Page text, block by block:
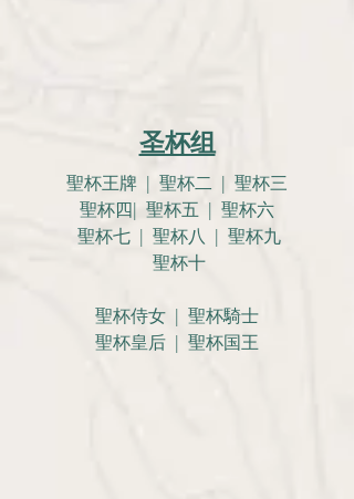
圣杯组
聖杯王牌 | 聖杯二 | 聖杯三
聖杯四| 聖杯五 | 聖杯六
聖杯七 | 聖杯八 | 聖杯九
聖杯十
聖杯侍女 | 聖杯騎士
聖杯皇后 | 聖杯国王